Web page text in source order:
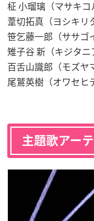
柾 小瑠璃（マサキコ
葦切拓真（ヨシキリ
笹乞藤一郎（ササゴ
雉子谷 新（キジタニ
百舌山識郎（モズヤ
尾鷲英樹（オワセヒ
主題歌アー